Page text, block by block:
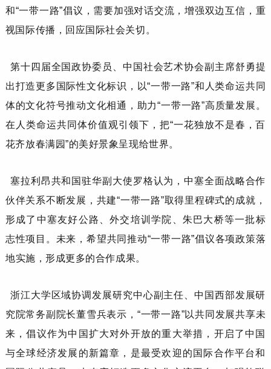
和“一带一路”倡议，需要加强对话交流，增强双边互信，重
视国际传播，回应国际社会关切。
第十四届全国政协委员、中国社会艺术协会副主席舒勇提
出打造更多国际性文化标识，以“一带一路”和人类命运共同
体的文化符号推动文化相通，助力“一带一路”高质量发展。
在人类命运共同体价值观引领下，把“一花独放不是春，百
花齐放春满园”的美好景象呈现给世界。
塞拉利昂共和国驻华副大使罗格认为，中塞全面战略合作
伙伴关系不断发展，共建“一带一路”取得里程碑式的成就 ，
形成了 中塞友好公路、外交培训学院、朱巴大桥等一批标
志性项目 。 未来，希望共同推动“一带一路”倡议各项政策落
地实施 ，形成更多的合作成果。
浙江大学区域协调发展研究中心副主任、中国西部发展研
究院常务副院长董雪兵表示， “一带一路”以共同发展共享未
来，倡议作为中国扩大对外开放的重大举措，开启了中国
与全球经济发展的新篇章，是最受欢迎的国际合作平台和